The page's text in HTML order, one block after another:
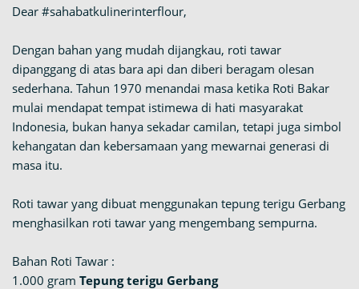
Dear #sahabatkulinerinterflour,
Dengan bahan yang mudah dijangkau, roti tawar
dipanggang di atas bara api dan diberi beragam olesan
sederhana. Tahun 1970 menandai masa ketika Roti Bakar
mulai mendapat tempat istimewa di hati masyarakat
Indonesia, bukan hanya sekadar camilan, tetapi juga simbol
kehangatan dan kebersamaan yang mewarnai generasi di
masa itu.
Roti tawar yang dibuat menggunakan tepung terigu Gerbang
menghasilkan roti tawar yang mengembang sempurna.
Bahan Roti Tawar :
1.000 gram Tepung terigu Gerbang